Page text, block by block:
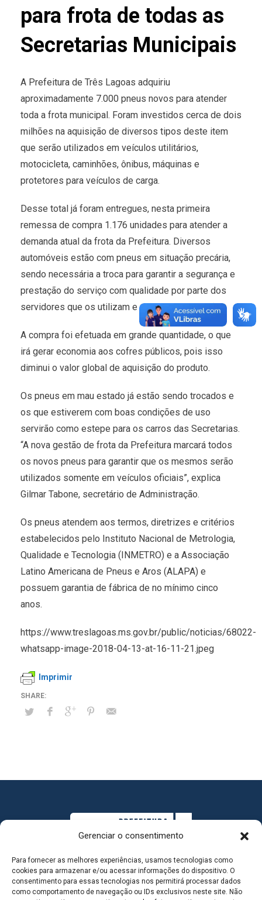
Gerenciar o consentimento
Para fornecer as melhores experiências, usamos tecnologias como
cookies para armazenar e/ou acessar informações do dispositivo. O
consentimento para essas tecnologias nos permitirá processar dados
como comportamento de navegação ou IDs exclusivos neste site. Não
para frota de todas as
Secretarias Municipais
A Prefeitura de Três Lagoas adquiriu
aproximadamente 7.000 pneus novos para atender
toda a frota municipal. Foram investidos cerca de dois
milhões na aquisição de diversos tipos deste item
que serão utilizados em veículos utilitários,
motocicleta, caminhões, ônibus, máquinas e
protetores para veículos de carga.
Desse total já foram entregues, nesta primeira
remessa de compra 1.176 unidades para atender a
demanda atual da frota da Prefeitura. Diversos
automóveis estão com pneus em situação precária,
sendo necessária a troca para garantir a segurança e
prestação do serviço com qualidade por parte dos
servidores que os utilizam e a própria população.
A compra foi efetuada em grande quantidade, o que
irá gerar economia aos cofres públicos, pois isso
diminui o valor gl obal de aquisição do produto.
Os pneus em mau estado já estão sendo trocados e
os que estiverem com boas condições de uso
servirão como estepe para os carros das Secretarias.
“A nova gestão de frota da Prefeitura marcará todos
os novos pneus para garantir que os mesmos serão
utilizados somente em veículos oficiais”, explica
Gilmar Tabone, secretário de Administração.
Os pneus atendem aos termos, diretrizes e critérios
estabelecidos pelo Instituto Nacional de Metrologia,
Qualidade e Tecnologia (INMETRO) e a Associação
Latino Americana de Pneus e Aros (ALAPA) e
possuem garantia de fábrica de no mínimo cinco
anos.
https://www.treslagoas.ms.gov.br/public/noticias/68022-
whatsapp-image-2018-04-13-at-16-11-21.jpeg
Imprimir